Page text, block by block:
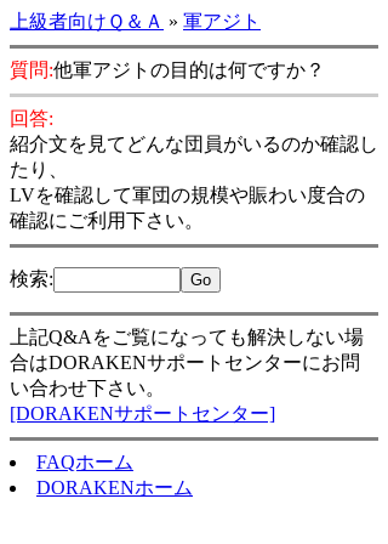
上級者向けＱ＆Ａ » 軍アジト
質問:他軍アジトの目的は何ですか？
回答:
紹介文を見てどんな団員がいるのか確認し
たり、
LVを確認して軍団の規模や賑わい度合の
確認にご利用下さい。
検索:
上記Q&Aをご覧になっても解決しない場
合はDORAKENサポートセンターにお問
い合わせ下さい。
[DORAKENサポートセンター]
FAQホーム
DORAKENホーム